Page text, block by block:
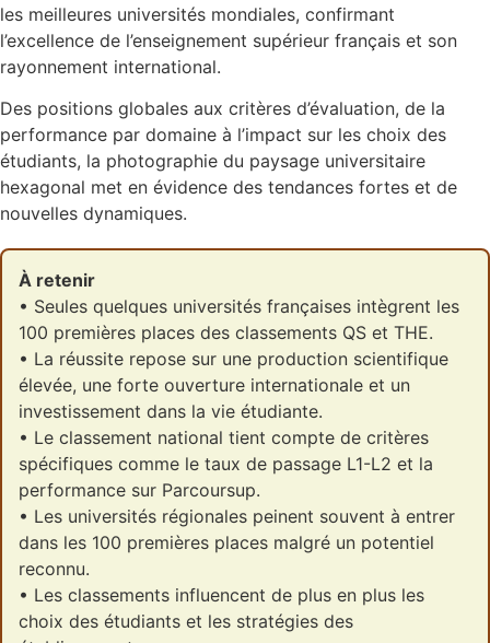
les meilleures universités mondiales, confirmant
l’excellence de l’enseignement supérieur français et son
rayonnement international.
Des positions globales aux critères d’évaluation, de la
performance par domaine à l’impact sur les choix des
étudiants, la photographie du paysage universitaire
hexagonal met en évidence des tendances fortes et de
nouvelles dynamiques.
À retenir
• Seules quelques universités françaises intègrent les
100 premières places des classements QS et THE.
• La réussite repose sur une production scientifique
élevée, une forte ouverture internationale et un
investissement dans la vie étudiante.
• Le classement national tient compte de critères
spécifiques comme le taux de passage L1-L2 et la
performance sur Parcoursup.
• Les universités régionales peinent souvent à entrer
dans les 100 premières places malgré un potentiel
reconnu.
• Les classements influencent de plus en plus les
choix des étudiants et les stratégies des